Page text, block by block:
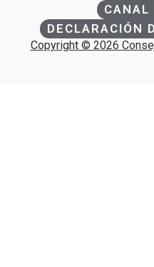
CANAL
DECLARACIÓN
Copyright © 2026